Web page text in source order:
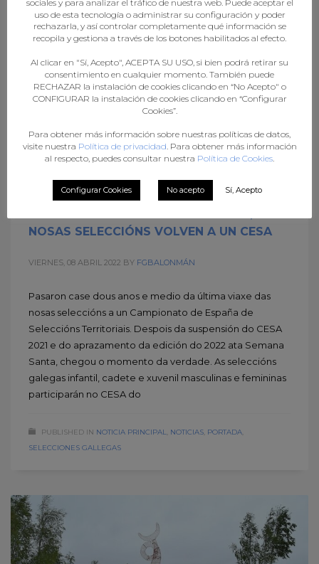
NOSAS SELECCIÓNS VOLVEN A UN CESA
VIERNES, 08 ABRIL 2022 BY FGBALONMÁN
Pasaron case dous anos e medio da última viaxe das
nosas seleccións a un Campionato de España de
Seleccións Territoriais. Despois da suspensión do CESA
2021 e do aprazamento da edición do 2022 ata Semana
Santa, chegou o momento da verdade. As seleccións
galegas infantil, cadete e xuvenil masculinas e femininas
participarán no CESA do
PUBLISHED IN NOTICIA PRINCIPAL NOTICIAS PORTADA
SELECCIONES GALLEGAS
sociales y para analizar el tráfico de nuestra web. Puede aceptar el
uso de esta tecnología o administrar su configuración y poder
rechazarla, y así controlar completamente qué información se
recopila y gestiona a través de los botones habilitados al efecto.
Al clicar en "Sí, Acepto", ACEPTA SU USO, si bien podrá retirar su
consentimiento en cualquier momento. También puede
RECHAZAR la instalación de cookies clicando en “No Acepto" o
CONFIGURAR la instalación de cookies clicando en “Configurar
Cookies”.
Para obtener más información sobre nuestras políticas de datos,
visite nuestra Política de privacidad. Para obtener más información
al respecto, puedes consultar nuestra Política de Cookies.
Configurar Cookies No acepto Sí, Acepto